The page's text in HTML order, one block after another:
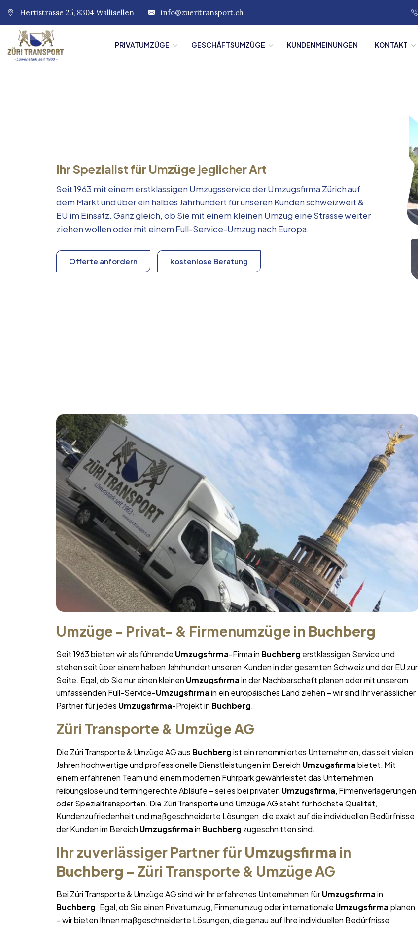
Hertistrasse 25, 8304 Wallisellen info@zueritransport.ch
PRIVATUMZÜGE GESCHÄFTSUMZÜGE KUNDENMEINUNGEN KONTAKT
Ihr Spezialist für Umzüge jeglicher Art
Seit 1963 mit einem erstklassigen Umzugsservice der Umzugsfirma Zürich auf
dem Markt und über ein halbes Jahrhundert für unseren Kunden schweizweit &
EU im Einsatz. Ganz gleich, ob Sie mit einem kleinen Umzug eine Strasse weiter
ziehen wollen oder mit einem Full-Service-Umzug nach Europa.
Offerte anfordern kostenlose Beratung
Umzüge - Privat- & Firmenumzüge in Buchberg
Seit 1963 bieten wir als führende Umzugsfirma-Firma in Buchberg erstklassigen Service und
stehen seit über einem halben Jahrhundert unseren Kunden in der gesamten Schweiz und der EU zur
Seite. Egal, ob Sie nur einen kleinen Umzugsfirmain der Nachbarschaft planen oder mit unserem
umfassenden Full-Service-Umzugsfirmain ein europäisches Land ziehen – wir sind Ihr verlässlicher
Partner für jedes Umzugsfirma-Projekt in Buchberg.
Züri Transporte & Umzüge AG
Die Züri Transporte & Umzüge AG aus Buchbergist ein renommiertes Unternehmen, das seit vielen
Jahren hochwertige und professionelle Dienstleistungen im Bereich Umzugsfirmabietet. Mit
einem erfahrenen Team und einem modernen Fuhrpark gewährleistet das Unternehmen
reibungslose und termingerechte Abläufe – sei es bei privaten Umzugsfirma, Firmenverlagerungen
oder Spezialtransporten. Die Züri Transporte und Umzüge AG steht für höchste Qualität,
Kundenzufriedenheit und maßgeschneiderte Lösungen, die exakt auf die individuellen Bedürfnisse
der Kunden im Bereich Umzugsfirmain Buchberg zugeschnitten sind.
Ihr zuverlässiger Partner für Umzugsfirma in
Buchberg – Züri Transporte & Umzüge AG
Bei Züri Transporte & Umzüge AG sind wir Ihr erfahrenes Unternehmen fürUmzugsfirmain
Buchberg. Egal, ob Sie einen Privatumzug, Firmenumzug oder internationale Umzugsfirmaplanen
– wir bieten Ihnen maßgeschneiderte Lösungen, die genau auf Ihre individuellen Bedürfnisse